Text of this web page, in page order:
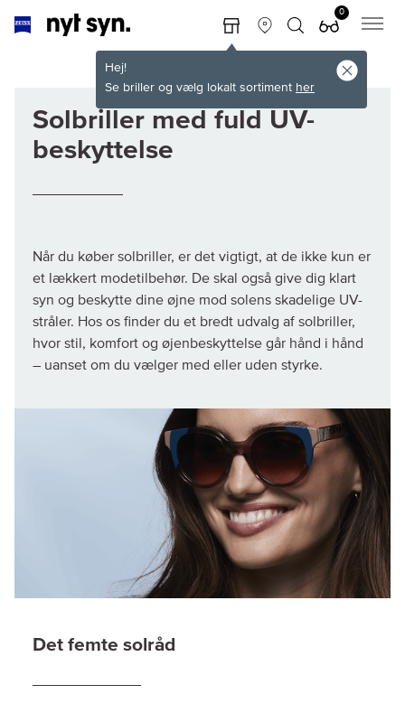
Hej!
Se briller og vælg lokalt sortiment her
0
Solbriller med fuld UV-
beskyttelse
Når du køber solbriller, er det vigtigt, at de ikke kun er
et lækkert modetilbehør. De skal også give dig klart
syn og beskytte dine øjne mod solens skadelige UV-
stråler. Hos os finder du et bredt udvalg af solbriller,
hvor stil, komfort og øjenbeskyttelse går hånd i hånd
– uanset om du vælger med eller uden styrke.
Det femte solråd